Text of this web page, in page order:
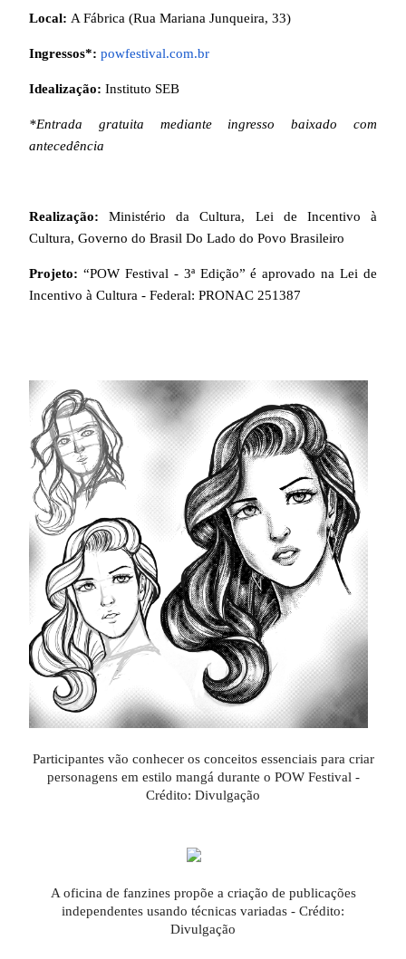
Local: A Fábrica (Rua Mariana Junqueira, 33)
Ingressos*: powfestival.com.br
Idealização: Instituto SEB
*Entrada gratuita mediante ingresso baixado com
antecedência
Realização: Ministério da Cultura, Lei de Incentivo à
Cultura, Governo do Brasil Do Lado do Povo Brasileiro
Projeto: “POW Festival - 3ª Edição” é aprovado na Lei de
Incentivo à Cultura - Federal: PRONAC 251387
Participantes vão conhecer os conceitos essenciais para criar
personagens em estilo mangá durante o POW Festival -
Crédito: Divulgação
A oficina de fanzines propõe a criação de publicações
independentes usando técnicas variadas - Crédito:
Divulgação